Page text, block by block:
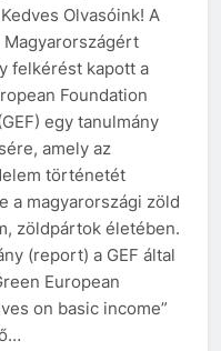
Olvasóink! A
felkérést kapott a
Foundation
egy tanulmány
amely az
történetét
a magyarországi zöld
zöldpártok életében.
(report) a GEF által
European
on basic income”